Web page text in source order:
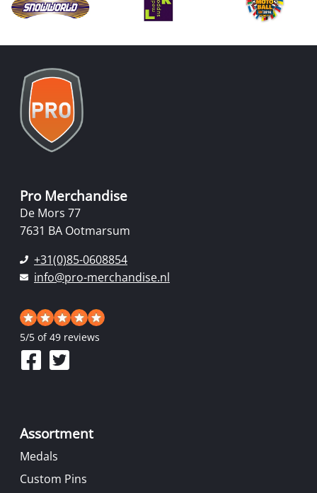
Pro Merchandise
De Mors 77
7631 BA Ootmarsum
+31(0)85-0608854
info@pro-merchandise.nl
5/5 of 49 reviews
Assortment
Medals
Custom Pins